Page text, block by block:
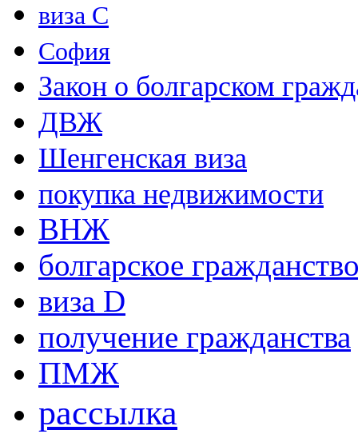
виза С
София
Закон о болгарском
ДВЖ
Шенгенская виза
покупка недвижимости
ВНЖ
болгарское
виза D
получение гражданства
ПМЖ
рассылка